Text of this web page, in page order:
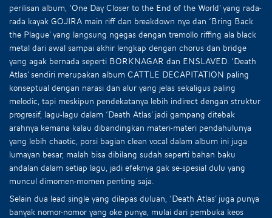
perilisan album, ‘One Day Closer to the End of the World’ yang rada-
rada kayak GOJIRA main riff dan breakdown nya dan ‘Bring Back
the Plague’ yang langsung ngegas dengan tremollo riffing ala black
metal dari awal sampai akhir lengkap dengan chorus dan bridge
yang agak bernada seperti BORKNAGAR dan ENSLAVED. ‘Death
Atlas’ sendiri merupakan album CATTLE DECAPITATION paling
konseptual dengan narasi dan alur yang jelas sekaligus paling
melodic, tapi meskipun pendekatanya lebih indirect dengan struktur
progresif, lagu-lagu dalam ‘Death Atlas’ jadi gampang ditebak
arahnya kemana kalau dibandingkan materi-materi pendahulunya
yang lebih chaotic, porsi bagian clean vocal dalam album ini juga
lumayan besar, malah bisa dibilang sudah seperti bahan baku
andalan dalam setiap lagu, jadi efeknya gak se-spesial dulu yang
muncul dimomen-momen penting saja.
Selain dua lead single yang dilepas duluan, ‘Death Atlas’ juga punya
banyak nomor-nomor yang oke punya, mulai dari pembuka keos